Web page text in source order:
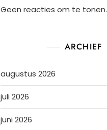
Geen reacties om te tonen.
ARCHIEF
augustus 2026
juli 2026
juni 2026